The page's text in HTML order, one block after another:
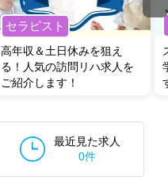
セラピスト
高年収＆土日休みを狙え
る！人気の訪問リハ求人を
ご紹介します！
最近見た求人
0件